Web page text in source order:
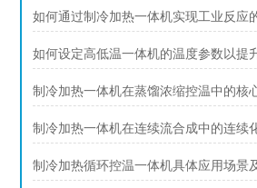
如何通过制冷加热一体机实现工业反应
如何设定高低温一体机的温度参数以提
制冷加热一体机在蒸馏浓缩控温中的核
制冷加热一体机在连续流合成中的连续
制冷加热循环控温一体机具体应用场景